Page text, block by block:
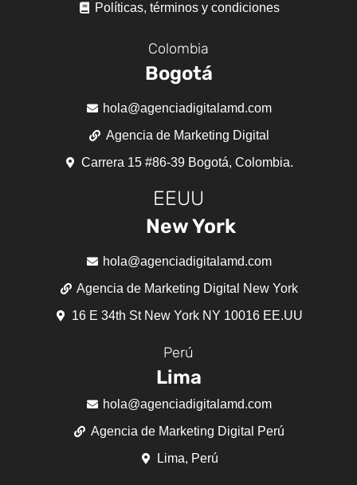
Políticas, términos y condiciones
Colombia
Bogotá
hola@agenciadigitalamd.com
Agencia de Marketing Digital
Carrera 15 #86-39 Bogotá, Colombia.
EEUU
New York
hola@agenciadigitalamd.com
Agencia de Marketing Digital New York
16 E 34th St New York NY 10016 EE.UU
Perú
Lima
hola@agenciadigitalamd.com
Agencia de Marketing Digital Perú
Lima, Perú